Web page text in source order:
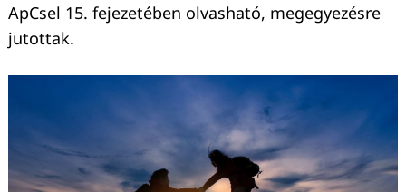
ApCsel 15. fejezetében olvasható, megegyezésre
jutottak.